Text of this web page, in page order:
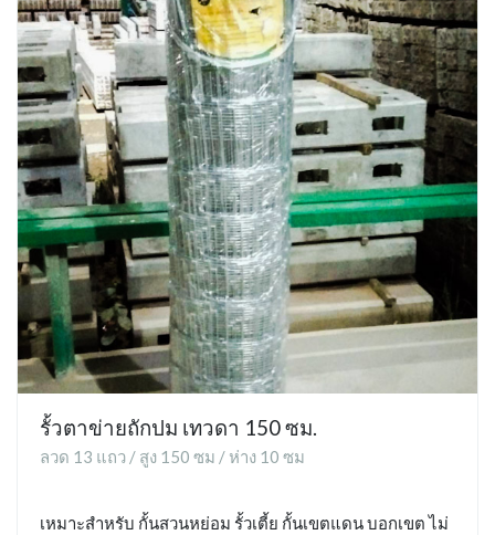
รั้วตาข่ายถักปม เทวดา 150 ซม.
ลวด 13 แถว / สูง 150 ซม / ห่าง 10 ซม
เหมาะสำหรับ กั้นสวนหย่อม รั้วเตี้ย กั้นเขตแดน บอกเขต ไม่